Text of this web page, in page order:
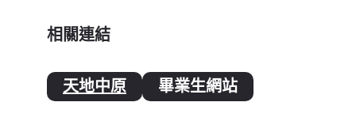
相關連結
天地中原 畢業生網站